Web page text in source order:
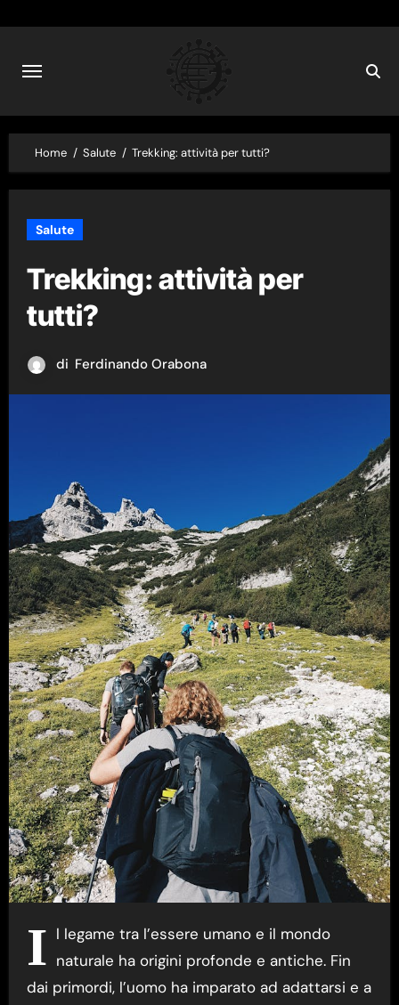
content
Home Salute Trekking: attività per tutti?
Salute
Trekking: attività per
tutti?
di Ferdinando Orabona
I l legame tra l’essere umano e il mondo
naturale ha origini profonde e antiche. Fin
dai primordi, l’uomo ha imparato ad adattarsi e a